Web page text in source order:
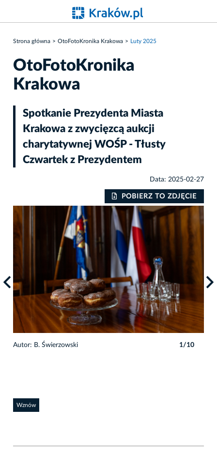
Strona główna OtoFotoKronika Krakowa Luty 2025
OtoFotoKronika
Krakowa
Spotkanie Prezydenta Miasta
Krakowa z zwycięzcą aukcji
charytatywnej WOŚP - Tłusty
Czwartek z Prezydentem
Data: 2025-02-27
POBIERZ TO ZDJĘCIE
Autor: B. Świerzowski 1/10
Wznów